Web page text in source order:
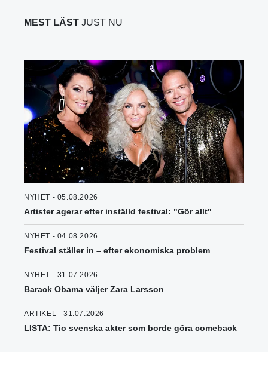
MEST LÄST JUST NU
NYHET - 05.08.2026
Artister agerar efter inställd festival: "Gör allt"
NYHET - 04.08.2026
Festival ställer in – efter ekonomiska problem
NYHET - 31.07.2026
Barack Obama väljer Zara Larsson
ARTIKEL - 31.07.2026
LISTA: Tio svenska akter som borde göra comeback